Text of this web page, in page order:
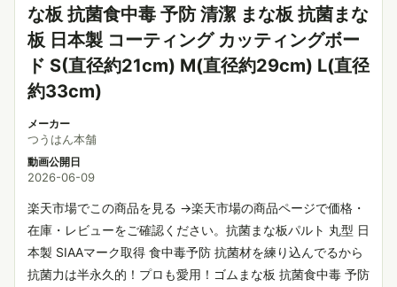
な板 抗菌食中毒 予防 清潔 まな板 抗菌まな
板 日本製 コーティング カッティングボー
ド S(直径約21cm) M(直径約29cm) L(直径
約33cm)
メーカー
つうはん本舗
動画公開日
2026-06-09
楽天市場でこの商品を見る →楽天市場の商品ページで価格・
在庫・レビューをご確認ください。抗菌まな板パルト 丸型 日
本製 SIAAマーク取得 食中毒予防 抗菌材を練り込んでるから
抗菌力は半永久的！プロも愛用！ゴムまな板 抗菌食中毒 予防